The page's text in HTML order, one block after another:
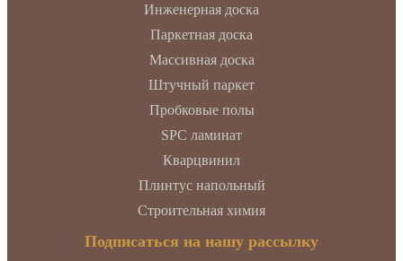
Инженерная доска
Паркетная доска
Массивная доска
Штучный паркет
Пробковые полы
SPC ламинат
Кварцвинил
Плинтус напольный
Строительная химия
Подписаться на нашу рассылку